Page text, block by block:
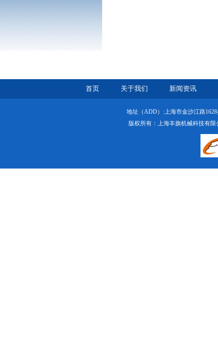
首页 关于我们 新闻资讯
地址（ADD）:上海市金沙江路
版权所有：上海丰旗机械科技有